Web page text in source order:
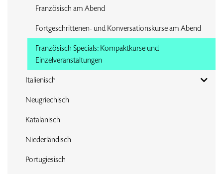
Französisch am Abend
Fortgeschrittenen- und Konversationskurse am Abend
Französisch Specials: Kompaktkurse und
Einzelveranstaltungen
Italienisch
Neugriechisch
Katalanisch
Niederländisch
Portugiesisch